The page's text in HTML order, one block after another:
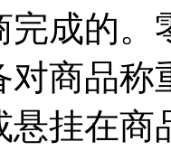
完成的。
对商品称
悬挂在商